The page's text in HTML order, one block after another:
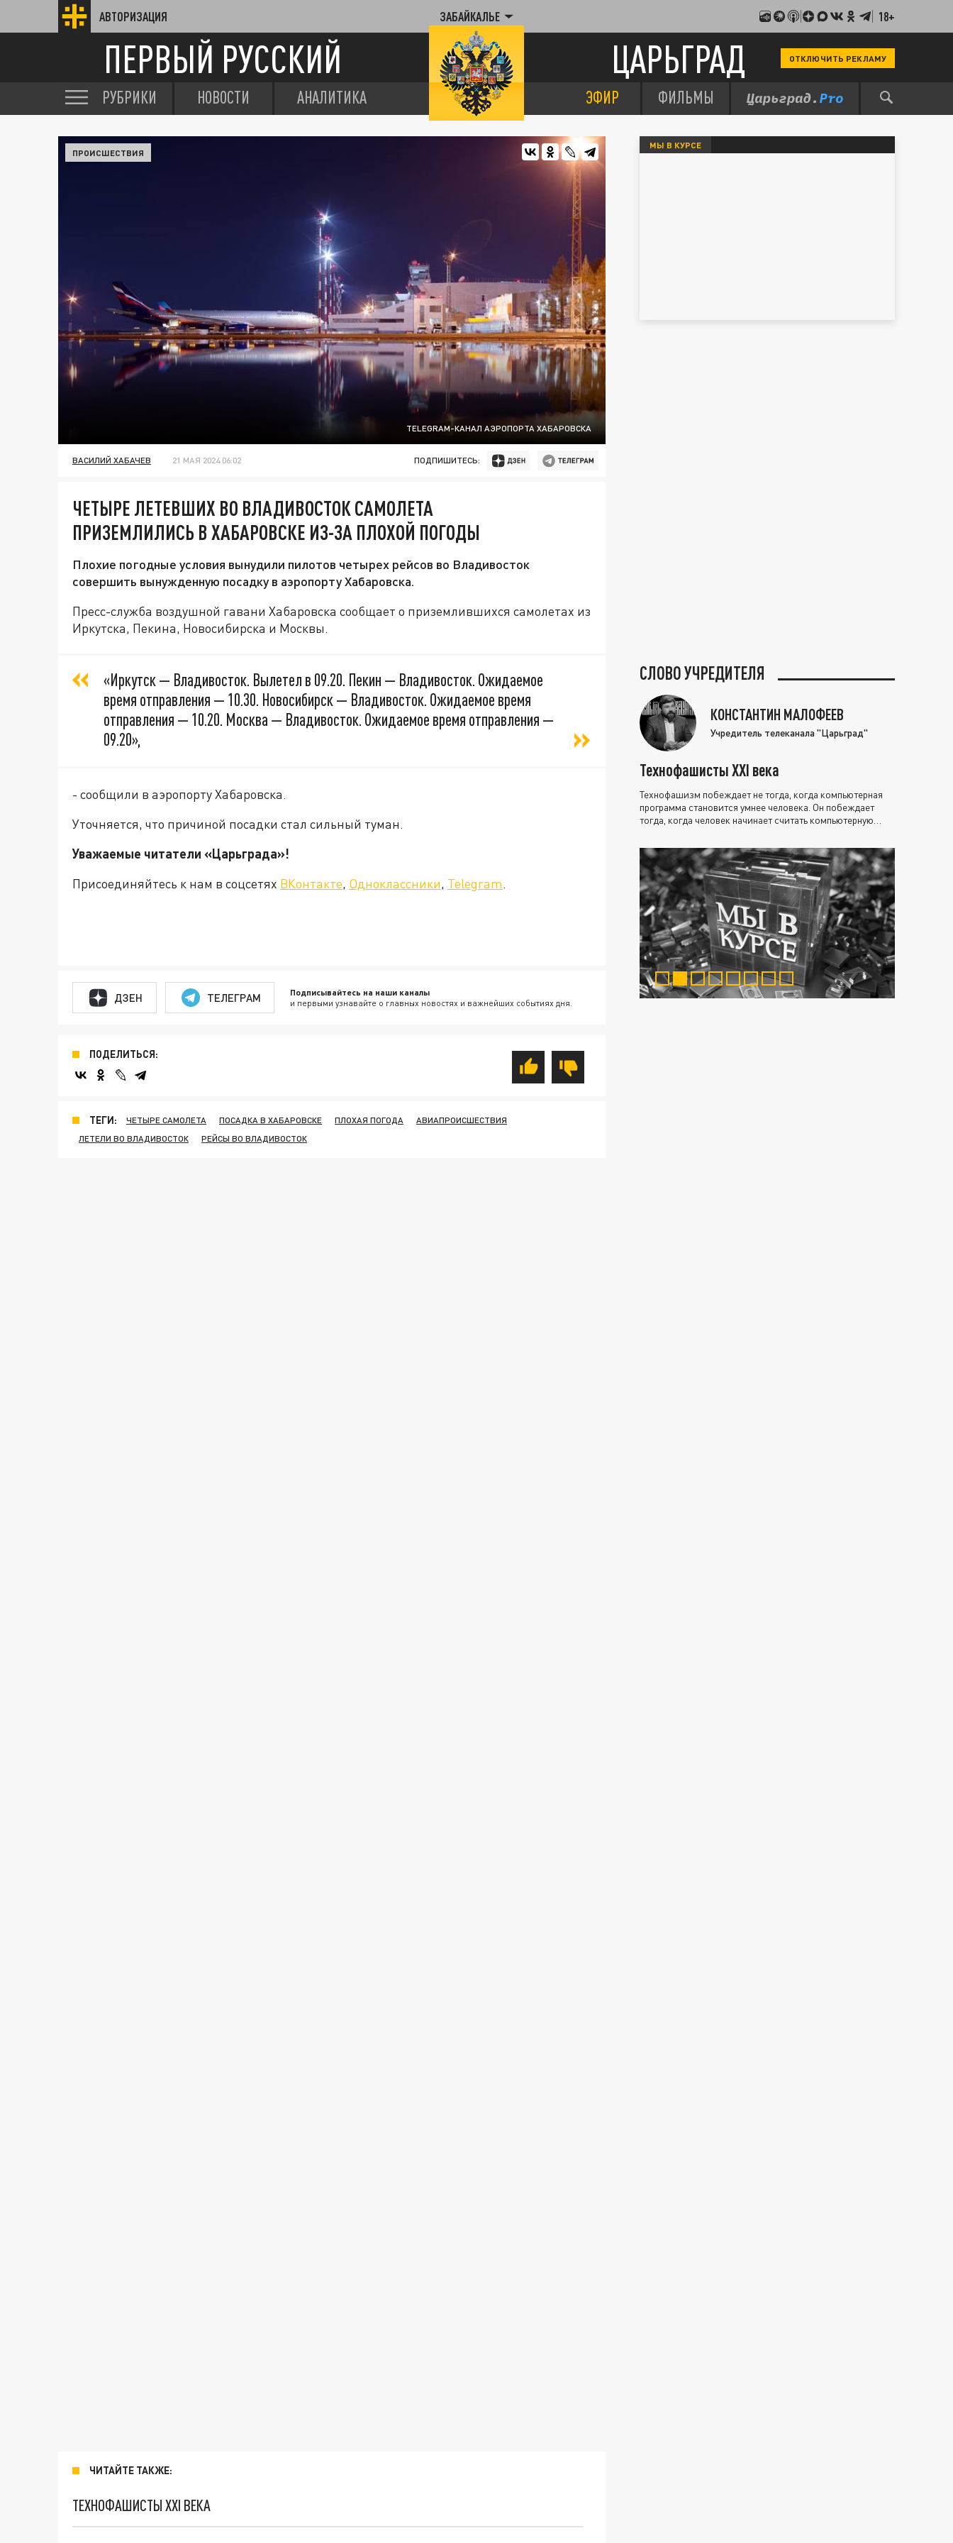
АВТОРИЗАЦИЯ ЗАБАЙКАЛЬЕ 18+
ПЕРВЫЙ РУССКИЙ ЦАРЬГРАД ОТКЛЮЧИТЬ РЕКЛАМУ
РУБРИКИ НОВОСТИ АНАЛИТИКА ЭФИР ФИЛЬМЫ
TELEGRAM-КАНАЛ АЭРОПОРТА ХАБАРОВСКА
ПРОИСШЕСТВИЯ
ВАСИЛИЙ ХАБАЧЕВ 21 МАЯ 2024 06:02 ПОДПИШИТЕСЬ:
ЧЕТЫРЕ ЛЕТЕВШИХ ВО ВЛАДИВОСТОК САМОЛЕТА
ПРИЗЕМЛИЛИСЬ В ХАБАРОВСКЕ ИЗ-ЗА ПЛОХОЙ ПОГОДЫ
Плохие погодные условия вынудили пилотов четырех рейсов во Владивосток
совершить вынужденную посадку в аэропорту Хабаровска.
Пресс-служба воздушной гавани Хабаровска сообщает о приземлившихся самолетах из
Иркутска, Пекина, Новосибирска и Москвы.
«Иркутск — Владивосток. Вылетел в 09.20. Пекин — Владивосток. Ожидаемое
время отправления — 10.30. Новосибирск — Владивосток. Ожидаемое время
отправления — 10.20. Москва — Владивосток. Ожидаемое время отправления —
09.20»,
- сообщили в аэропорту Хабаровска.
Уточняется, что причиной посадки стал сильный туман.
Уважаемые читатели «Царьграда»!
Присоединяйтесь к нам в соцсетях ВКонтакте, Одноклассники, Telegram.
ДЗЕН ТЕЛЕГРАМ Подписывайтесь на наши каналы
и первыми узнавайте о главных новостях и важнейших событиях дня.
ПОДЕЛИТЬСЯ:
ТЕГИ: ЧЕТЫРЕ САМОЛЕТА ПОСАДКА В ХАБАРОВСКЕ ПЛОХАЯ ПОГОДА
АВИАПРОИСШЕСТВИЯ
ЛЕТЕЛИ ВО ВЛАДИВОСТОК
РЕЙСЫ ВО ВЛАДИВОСТОК
ЧИТАЙТЕ ТАКЖЕ:
ТЕХНОФАШИСТЫ XXI ВЕКА
МЫ В КУРСЕ
СЛОВО УЧРЕДИТЕЛЯ
КОНСТАНТИН МАЛОФЕЕВ
Учредитель телеканала "Царьград"
Технофашисты XXI века
Технофашизм побеждает не тогда, когда компьютерная
программа становится умнее человека. Он побеждает
тогда, когда человек начинает считать компьютерную